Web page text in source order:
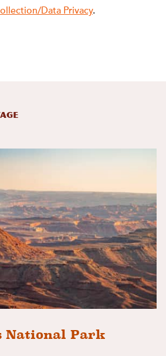
National Park